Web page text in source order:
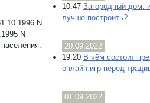
N
N
10:47 Загородный дом:
лучше построить?
20.09.2022
19:20 В чём состоит
онлайн-игр перед
01.09.2022